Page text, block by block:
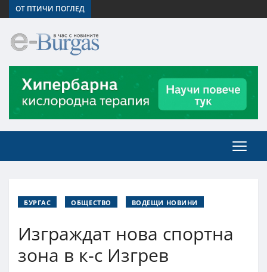
ОТ ПТИЧИ ПОГЛЕД
БУРГАС ОБЩЕСТВО ВОДЕЩИ НОВИНИ
Изграждат нова спортна
зона в к-с Изгрев